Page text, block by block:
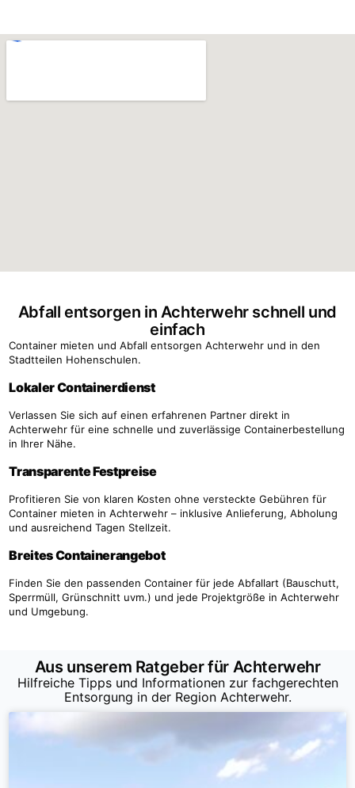
Abfall entsorgen in Achterwehr schnell und
einfach
Container mieten und Abfall entsorgen Achterwehr und in den
Stadtteilen Hohenschulen.
Lokaler Containerdienst
Verlassen Sie sich auf einen erfahrenen Partner direkt in
Achterwehr für eine schnelle und zuverlässige Containerbestellung
in Ihrer Nähe.
Transparente Festpreise
Profitieren Sie von klaren Kosten ohne versteckte Gebühren für
Container mieten in Achterwehr – inklusive Anlieferung, Abholung
und ausreichend Tagen Stellzeit.
Breites Containerangebot
Finden Sie den passenden Container für jede Abfallart (Bauschutt,
Sperrmüll, Grünschnitt uvm.) und jede Projektgröße in Achterwehr
und Umgebung.
Aus unserem Ratgeber für Achterwehr
Hilfreiche Tipps und Informationen zur fachgerechten
Entsorgung in der Region Achterwehr.